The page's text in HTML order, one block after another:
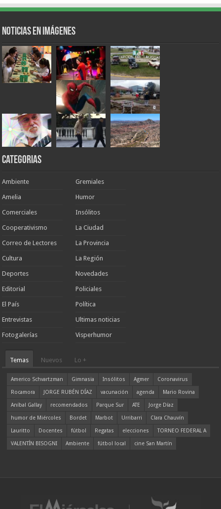
Noticias en Imágenes
Categorias
Ambiente
Amelia
Comerciales
Cooperativismo
Correo de Lectores
Cultura
Deportes
Editorial
El País
Entrevistas
Fotogalerías
Gremiales
Humor
Insólitos
La Ciudad
La Provincia
La Región
Novedades
Policiales
Política
Ultimas noticias
Visperhumor
Temas Nuevos Lo +
Americo Schvartzman Gimnasia Insólitos Agmer
Coronavirus
Rocamora
JORGE RUBÉN DÍAZ vacunación agenda
Mario Rovina
Aníbal Gallay
recomendados Parque Sur ATE
Jorge Díaz
humor de Miércoles
Bordet Marbot Urribarri
Clara Chauvín
Lauritto
Docentes fútbol Regatas elecciones
TORNEO FEDERAL A
VALENTÍN BISOGNI
Ambiente fútbol local cine San Martín